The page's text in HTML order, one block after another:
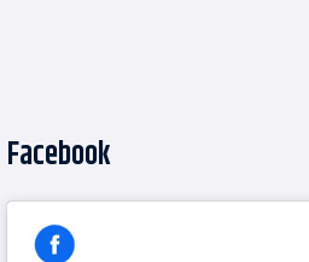
Facebook